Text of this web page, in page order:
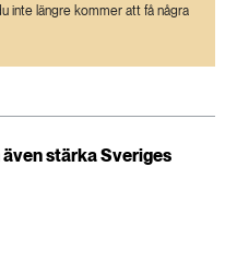
inte längre kommer att få några
stärka Sveriges